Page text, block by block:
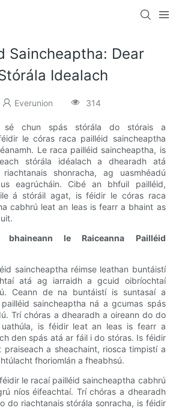
Saincheaptha: Dear
Idealach
Everunion 314
sé chun spás stórála do stórais a
le córas raca pailléid saincheaptha
Le raca pailléid saincheaptha, is
stórála idéalach a dhearadh atá
shonracha, ag uasmhéadú
eagrúcháin. Cibé an bhfuil pailléid,
á stóráil agat, is féidir le córas raca
cabhrú leat an leas is fearr a bhaint as
le Raiceanna Pailléid
saincheaptha réimse leathan buntáistí
atá ag iarraidh a gcuid oibríochtaí
Ceann de na buntáistí is suntasaí a
saincheaptha ná a gcumas spás
Trí chóras a dhearadh a oireann do do
uathúla, is féidir leat an leas is fearr a
den spás atá ar fáil i do stóras. Is féidir
praiseach a sheachaint, riosca timpistí a
fhoriomlán a fheabhsú.
le racaí pailléid saincheaptha cabhrú
níos éifeachtaí. Trí chóras a dhearadh
do riachtanais stórála sonracha, is féidir